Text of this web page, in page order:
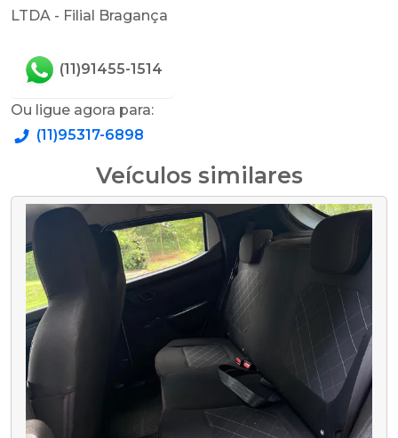
LTDA - Filial Bragança
(11)91455-1514
Ou ligue agora para:
(11)95317-6898
Veículos similares